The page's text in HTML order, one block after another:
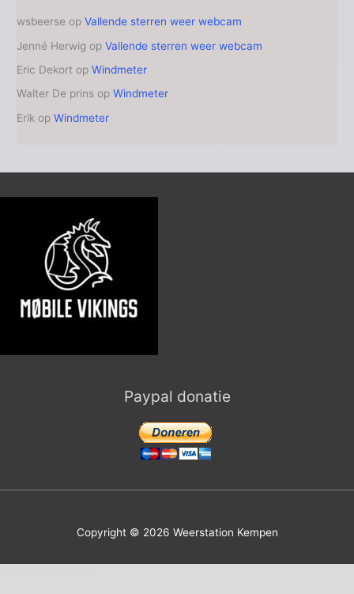
wsbeerse opVallende sterren weer webcam
Jenné Herwig opVallende sterren weer webcam
Eric Dekort opWindmeter
Walter De prins opWindmeter
Erik opWindmeter
Paypal donatie
Copyright © 2026 Weerstation Kempen